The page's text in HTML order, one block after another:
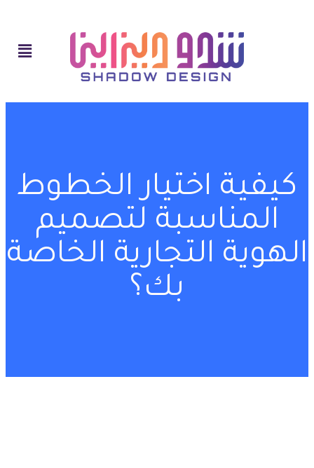
كيفية اختيار الخطوط
المناسبة لتصميم
الهوية التجارية الخاصة
بك؟